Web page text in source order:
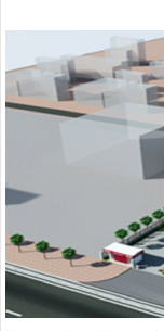
gần 500m2.
Mại Dịch Vụ
2 , Sài Gòn